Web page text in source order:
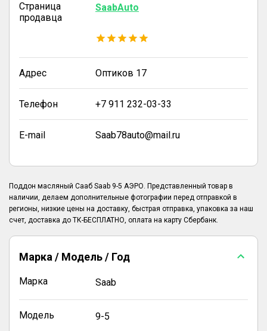
Страница
продавца
SaabAuto
Адрес Оптиков 17
Телефон +7 911 232-03-33
E-mail Saab78auto@mail.ru
Поддон масляный Сааб Saab 9-5 АЭРО. Представленный товар в
наличии, делаем дополнительные фотографии перед отправкой в
регионы, низкие цены на доставку, быстрая отправка, упаковка за наш
Марка / Модель / Год
Марка Saab
Модель 9-5